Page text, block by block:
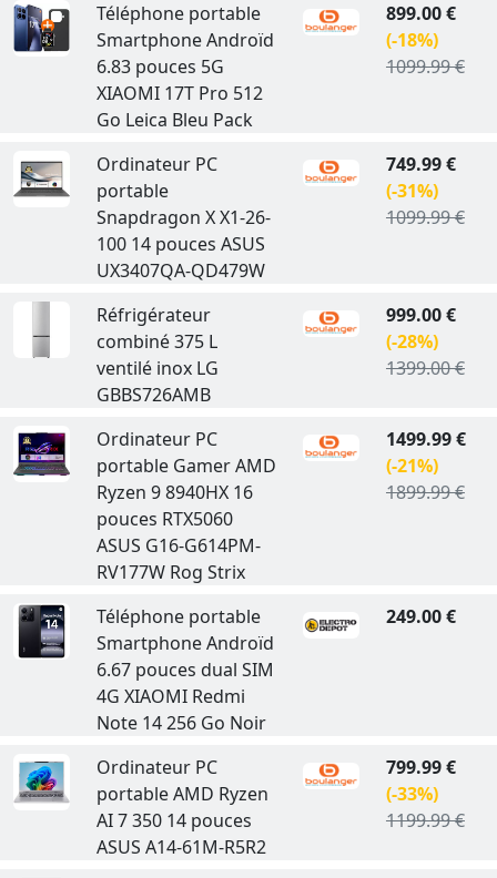
Téléphone portable
Smartphone Androïd
6.83 pouces 5G
XIAOMI 17T Pro 512
Go Leica Bleu Pack
899.00 €
(-18%)
1099.99 €
Ordinateur PC
portable
Snapdragon X X1-26-
100 14 pouces ASUS
UX3407QA-QD479W
749.99 €
(-31%)
1099.99 €
Réfrigérateur
combiné 375 L
ventilé inox LG
GBBS726AMB
999.00 €
(-28%)
1399.00 €
Ordinateur PC
portable Gamer AMD
Ryzen 9 8940HX 16
pouces RTX5060
ASUS G16-G614PM-
RV177W Rog Strix
1499.99 €
(-21%)
1899.99 €
Téléphone portable
Smartphone Androïd
6.67 pouces dual SIM
4G XIAOMI Redmi
Note 14 256 Go Noir
249.00 €
Ordinateur PC
portable AMD Ryzen
AI 7 350 14 pouces
ASUS A14-61M-R5R2
799.99 €
(-33%)
1199.99 €